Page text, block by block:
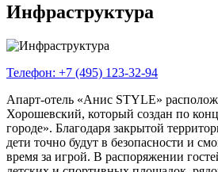
Инфраструктура
Телефон: +7 (495) 123-32-94
Апарт-отель «Анис STYLE»
Хорошевский, который создан по
городе». Благодаря закрытой
дети точно будут в безопасности и
время за игрой. В распоряжении